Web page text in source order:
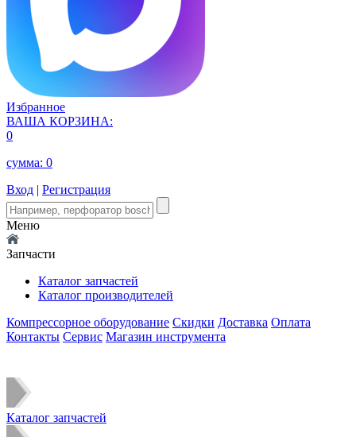
Избранное
ВАША КОРЗИНА:
0
сумма: 0
Вход | Регистрация
Меню
Запчасти
Каталог запчастей
Каталог производителей
Компрессорное оборудование Скидки Доставка Оплата
Контакты Сервис Магазин инструмента
Каталог запчастей